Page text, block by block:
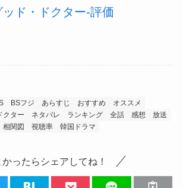
ド・ドクター-評価
BSフジ あらすじ おすすめ
オススメ
クター ネタバレ ランキング 全話 感想
放送
相関図 視聴率 韓国ドラマ
かったらシェアしてね！